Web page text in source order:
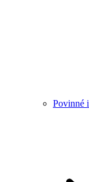
Povinné